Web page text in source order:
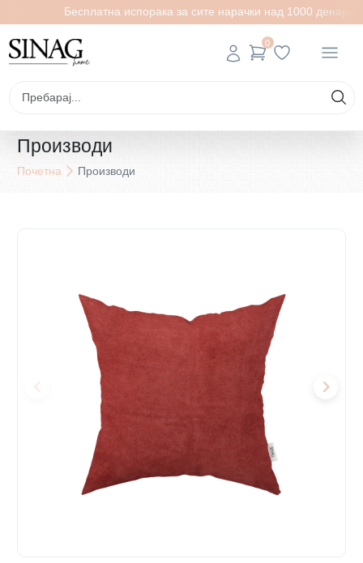
Бесплатна испорака за сите нарачки над 1000 денари
0
Производи
Почетна Производи